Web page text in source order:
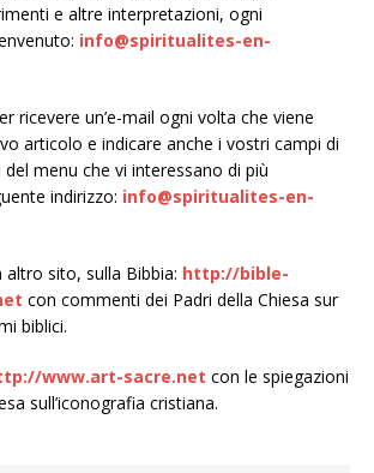
e altre interpretazioni, ogni
info@spiritualites-en-
ricevere un’e-mail ogni volta che viene
articolo e indicare anche i vostri campi di
menu che vi interessano di più
indirizzo: info@spiritualites-en-
altro sito, sulla Bibbia: http://bible-
con commenti dei Padri della Chiesa sur
biblici.
www.art-sacre.net con le spiegazioni
sull’iconografia cristiana.